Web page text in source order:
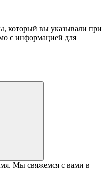
который вы указывали при
с информацией для
Мы свяжемся с вами в